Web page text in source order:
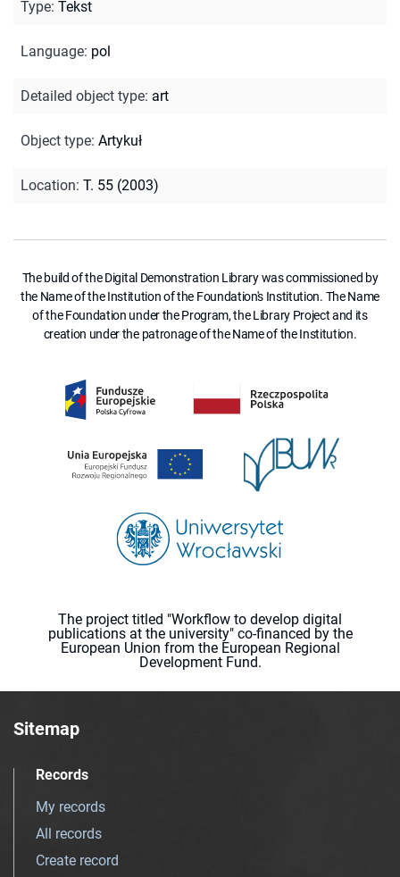
Type: Tekst
Language: pol
Detailed object type: art
Object type: Artykuł
Location: T. 55 (2003)
The build of the Digital Demonstration Library was commissioned by
the Name of the Institution of the Foundation's Institution. The Name
of the Foundation under the Program, the Library Project and its
creation under the patronage of the Name of the Institution.
The project titled "Workflow to develop digital
publications at the university" co-financed by the
European Union from the European Regional
Development Fund.
Sitemap
Records
My records
All records
Create record